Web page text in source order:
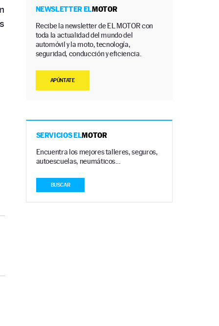
NEWSLETTER ELMOTOR
Recibe la newsletter de EL MOTOR con
toda la actualidad del mundo del
automóvil y la moto, tecnología,
seguridad, conducción y eficiencia.
APÚNTATE
SERVICIOS ELMOTOR
Encuentra los mejores talleres, seguros,
autoescuelas, neumáticos…
BUSCAR